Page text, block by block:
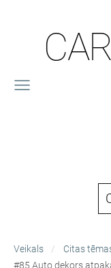
Veikals
Citas
#85 Auto dekors